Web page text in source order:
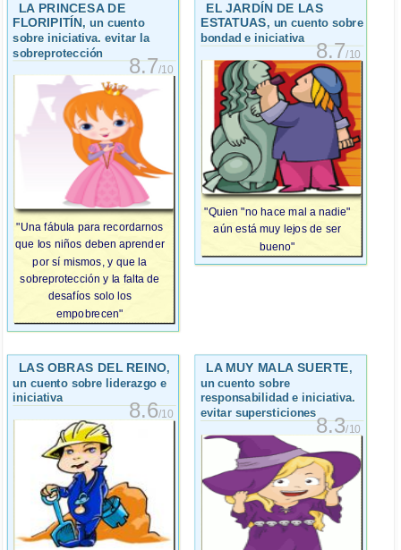
LA PRINCESA DE
FLORIPITÍN, un cuento
sobre iniciativa. evitar la
sobreprotección
8.7/10
"Una fábula para recordarnos
que los niños deben aprender
por sí mismos, y que la
sobreprotección y la falta de
desafíos solo los
empobrecen"
EL JARDÍN DE LAS
ESTATUAS, un cuento sobre
bondad e iniciativa
8.7/10
"Quien "no hace mal a nadie"
aún está muy lejos de ser
bueno"
LAS OBRAS DEL REINO,
un cuento sobre liderazgo e
iniciativa
8.6/10
LA MUY MALA SUERTE,
un cuento sobre
responsabilidad e iniciativa.
evitar supersticiones
8.3/10